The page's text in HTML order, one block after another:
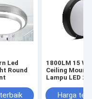
Led
Round
1800LM 15
Ceiling
Lampu LED
Sederhana
Harga